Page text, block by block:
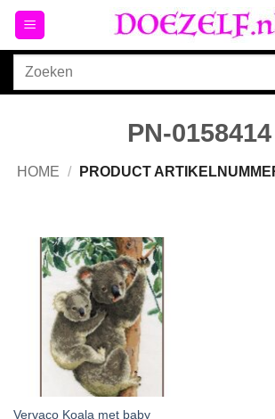
Ga
naar
inhoud
Zoeken
PN-0158414
HOME / PRODUCT
Vervaco Koala met baby